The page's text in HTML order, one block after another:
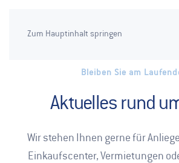
Zum Hauptinhalt springen
Bleiben Sie am
Aktuelles rund
Wir stehen Ihnen gerne für
Einkaufscenter, Vermietungen